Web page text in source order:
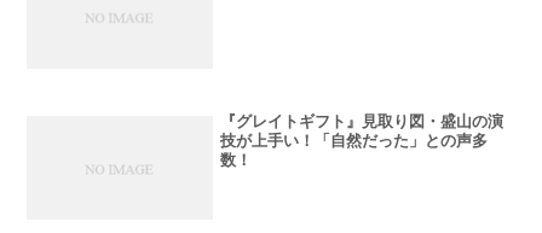
『グレイトギフト』見取り図・盛山の演
技が上手い！「自然だった」との声多
数！